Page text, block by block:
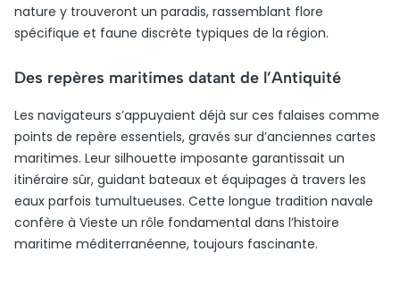
nature y trouveront un paradis, rassemblant flore
spécifique et faune discrète typiques de la région.
Des repères maritimes datant de l’Antiquité
Les navigateurs s’appuyaient déjà sur ces falaises comme
points de repère essentiels, gravés sur d’anciennes cartes
maritimes. Leur silhouette imposante garantissait un
itinéraire sûr, guidant bateaux et équipages à travers les
eaux parfois tumultueuses. Cette longue tradition navale
confère à Vieste un rôle fondamental dans l’histoire
maritime méditerranéenne, toujours fascinante.